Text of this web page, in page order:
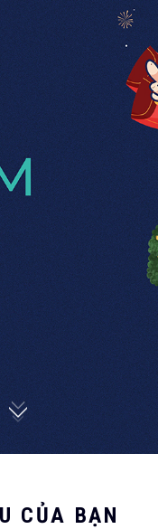
XÂY
TIN CÔNG TY
CỦA BẠN